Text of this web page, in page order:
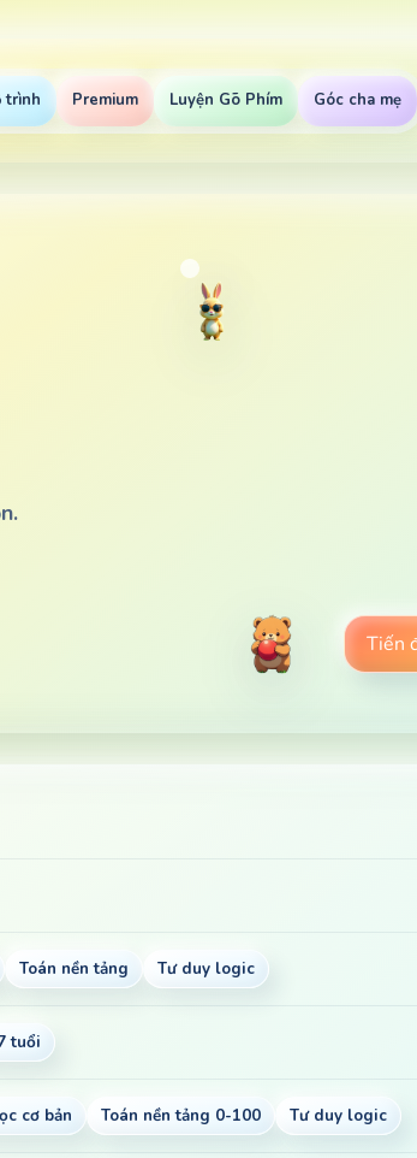
trình Premium Luyện Gõ Phím Góc cha mẹ
Tiến
Toán nền tảng Tư duy logic
tuổi
cơ bản Toán nền tảng 0-100 Tư duy logic